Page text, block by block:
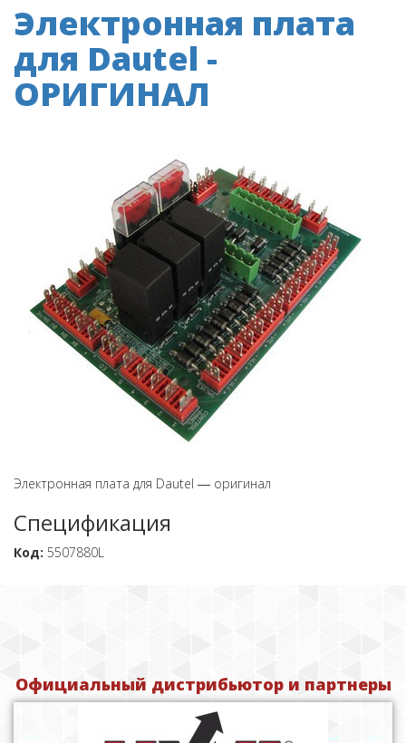
Электронная плата
для Dautel -
ОРИГИНАЛ
Электронная плата для Dautel ― оригинал
Спецификация
Код: 5507880L
Официальный дистрибьютор и партнеры